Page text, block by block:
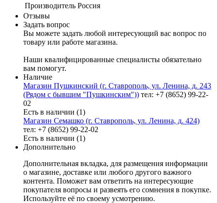
Производитель Россия
Отзывы
Задать вопрос
Вы можете задать любой интересующий вас вопрос по
товару или работе магазина.
Наши квалифицированные специалисты обязательно
вам помогут.
Наличие
Магазин Пушкинский (г. Ставрополь, ул. Ленина, д. 243
(Рядом с бывшим "Пушкинским")) тел: +7 (8652) 99-22-
02
Есть в наличии (1)
Магазин Семашко (г. Ставрополь, ул. Ленина, д. 424)
тел: +7 (8652) 99-22-02
Есть в наличии (1)
Дополнительно
Дополнительная вкладка, для размещения информации
о магазине, доставке или любого другого важного
контента. Поможет вам ответить на интересующие
покупателя вопросы и развеять его сомнения в покупке.
Используйте её по своему усмотрению.